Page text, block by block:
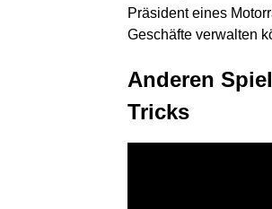
Präsident eines
Geschäfte verwalten
Anderen
Tricks